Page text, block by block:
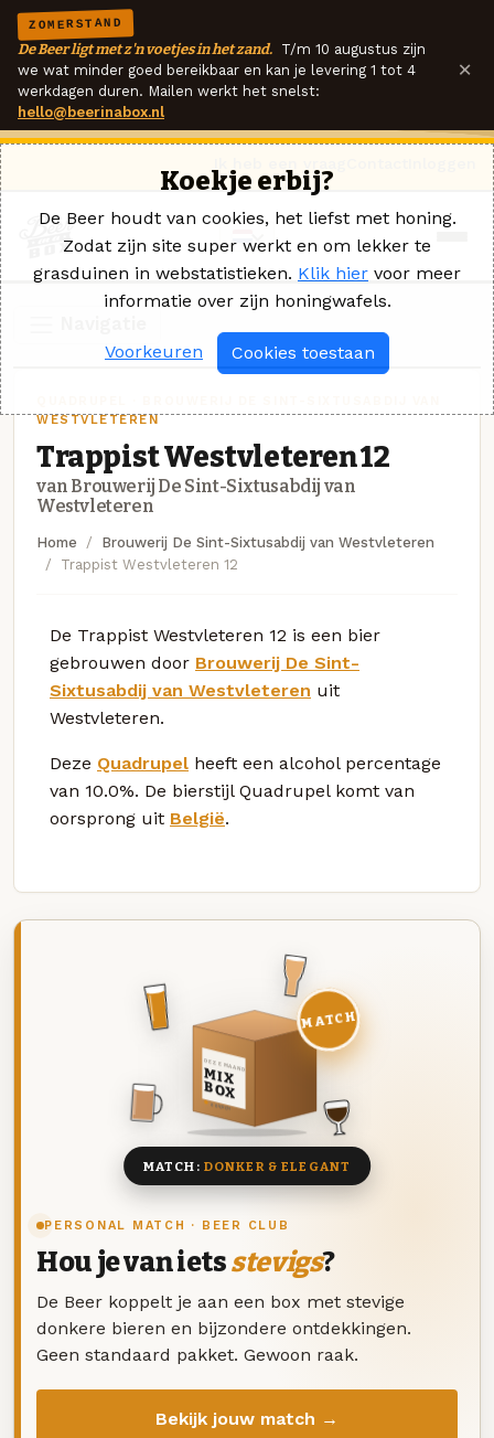
ZOMERSTAND
De Beer ligt met z'n voetjes in het zand. T/m 10 augustus zijn
we wat minder goed bereikbaar en kan je levering 1 tot 4
werkdagen duren. Mailen werkt het snelst:
hello@beerinabox.nl
×
WESTVLETEREN
Trappist Westvleteren 12
van Brouwerij De Sint-Sixtusabdij van
Westvleteren
Home
Brouwerij De Sint-Sixtusabdij van Westvleteren
Trappist Westvleteren 12
De Trappist Westvleteren 12 is een bier
gebrouwen door Brouwerij De Sint-
Sixtusabdij van Westvleteren uit
Westvleteren.
Deze Quadrupel heeft een alcohol percentage
van 10.0%. De bierstijl Quadrupel komt van
oorsprong uit België.
PERSONAL MATCH · BEER CLUB
Hou je van ietsstevigs?
De Beer koppelt je aan een box met stevige
donkere bieren en bijzondere ontdekkingen.
Geen standaard pakket. Gewoon raak.
Bekijk jouw match →
DEZE MAAND
MIX
BOX
8 BIEREN
MATCH
MATCH: DONKER & ELEGANT
Koekje erbij?
De Beer houdt van cookies, het liefst met honing.
Zodat zijn site super werkt en om lekker te
grasduinen in webstatistieken. Klik hier voor meer
informatie over zijn honingwafels.
Voorkeuren Cookies toestaan